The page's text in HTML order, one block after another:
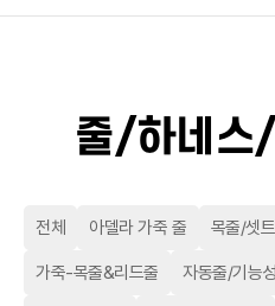
줄/하네스
전체 아델라 가죽 줄 목줄/셋트
가죽-목줄&리드줄 자동줄/기능